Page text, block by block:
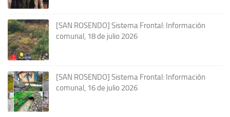
[SAN ROSENDO] Sistema Frontal: Información
comunal, 18 de julio 2026
[SAN ROSENDO] Sistema Frontal: Información
comunal, 16 de julio 2026